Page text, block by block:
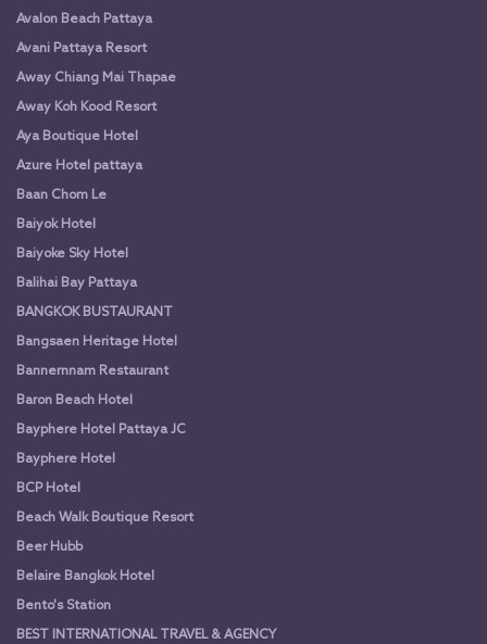
Avalon Beach Pattaya
Avani Pattaya Resort
Away Chiang Mai Thapae
Away Koh Kood Resort
Aya Boutique Hotel
Azure Hotel pattaya
Baan Chom Le
Baiyok Hotel
Baiyoke Sky Hotel
Balihai Bay Pattaya
BANGKOK BUSTAURANT
Bangsaen Heritage Hotel
Bannernnam Restaurant
Baron Beach Hotel
Bayphere Hotel Pattaya JC
Bayphere Hotel
BCP Hotel
Beach Walk Boutique Resort
Beer Hubb
Belaire Bangkok Hotel
Bento's Station
BEST INTERNATIONAL TRAVEL & AGENCY